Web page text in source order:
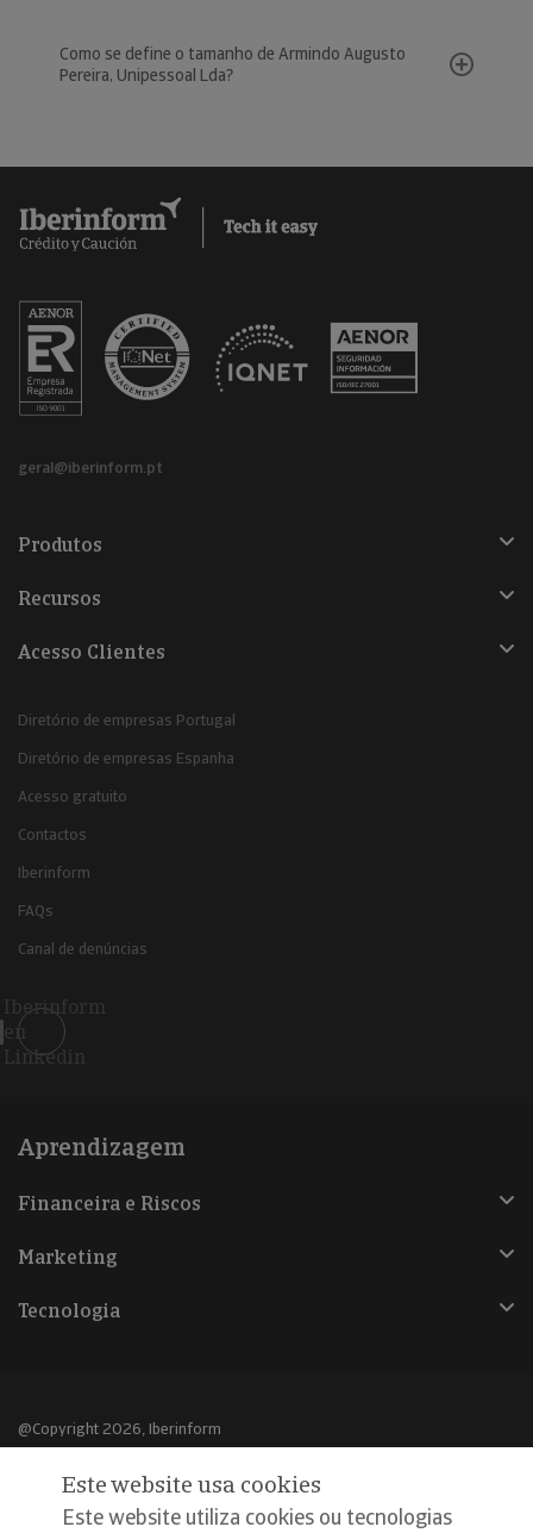
Como se define o tamanho de Armindo Augusto
Pereira, Unipessoal Lda?
geral@iberinform.pt
Produtos
Recursos
Acesso Clientes
Diretório de empresas Portugal
Diretório de empresas Espanha
Acesso gratuito
Contactos
Iberinform
FAQs
Canal de denúncias
Iberinform
en
Linkedin
Aprendizagem
Financeira e Riscos
Marketing
Tecnologia
@Copyright 2026, Iberinform
Aviso legal
Política de cookies
Este website usa cookies
Este website utiliza cookies ou tecnologias